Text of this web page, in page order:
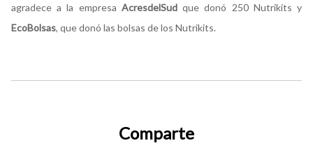
agradece a la empresa AcresdelSudque donó 250 Nutrikits y
EcoBolsas, que donó las bolsas de los Nutrikits.
Comparte